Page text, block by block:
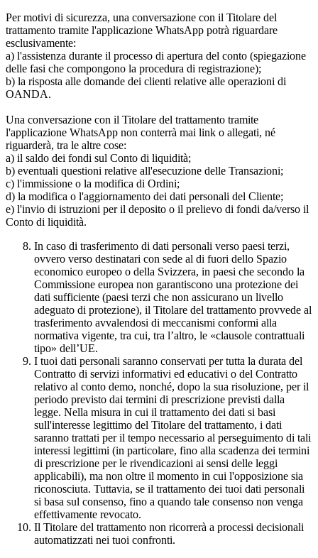
Per motivi di sicurezza, una conversazione con il Titolare del
trattamento tramite l'applicazione WhatsApp potrà riguardare
esclusivamente:
a) l'assistenza durante il processo di apertura del conto (spiegazione
delle fasi che compongono la procedura di registrazione);
b) la risposta alle domande dei clienti relative alle operazioni di
OANDA.
Una conversazione con il Titolare del trattamento tramite
l'applicazione WhatsApp non conterrà mai link o allegati, né
riguarderà, tra le altre cose:
a) il saldo dei fondi sul Conto di liquidità;
b) eventuali questioni relative all'esecuzione delle Transazioni;
c) l'immissione o la modifica di Ordini;
d) la modifica o l'aggiornamento dei dati personali del Cliente;
e) l'invio di istruzioni per il deposito o il prelievo di fondi da/verso il
Conto di liquidità.
In caso di trasferimento di dati personali verso paesi terzi,
ovvero verso destinatari con sede al di fuori dello Spazio
economico europeo o della Svizzera, in paesi che secondo la
Commissione europea non garantiscono una protezione dei
dati sufficiente (paesi terzi che non assicurano un livello
adeguato di protezione), il Titolare del trattamento provvede al
trasferimento avvalendosi di meccanismi conformi alla
normativa vigente, tra cui, tra l’altro, le «clausole contrattuali
tipo» dell’UE.
I tuoi dati personali saranno conservati per tutta la durata del
Contratto di servizi informativi ed educativi o del Contratto
relativo al conto demo, nonché, dopo la sua risoluzione, per il
periodo previsto dai termini di prescrizione previsti dalla
legge. Nella misura in cui il trattamento dei dati si basi
sull'interesse legittimo del Titolare del trattamento, i dati
saranno trattati per il tempo necessario al perseguimento di tali
interessi legittimi (in particolare, fino alla scadenza dei termini
di prescrizione per le rivendicazioni ai sensi delle leggi
applicabili), ma non oltre il momento in cui l'opposizione sia
riconosciuta. Tuttavia, se il trattamento dei tuoi dati personali
si basa sul consenso, fino a quando tale consenso non venga
effettivamente revocato.
Il Titolare del trattamento non ricorrerà a processi decisionali
automatizzati nei tuoi confronti.